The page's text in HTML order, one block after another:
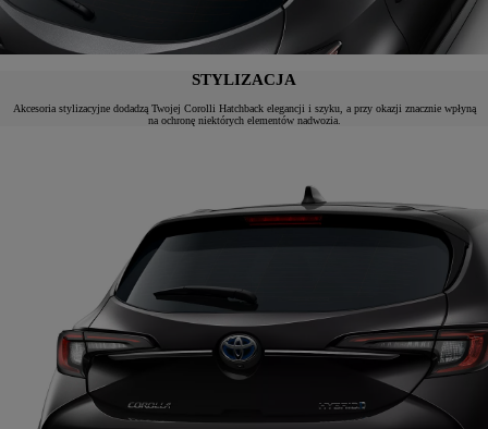
STYLIZACJA
Akcesoria stylizacyjne dodadzą Twojej Corolli Hatchback elegancji i szyku, a przy okazji znacznie wpłyną
na ochronę niektórych elementów nadwozia.